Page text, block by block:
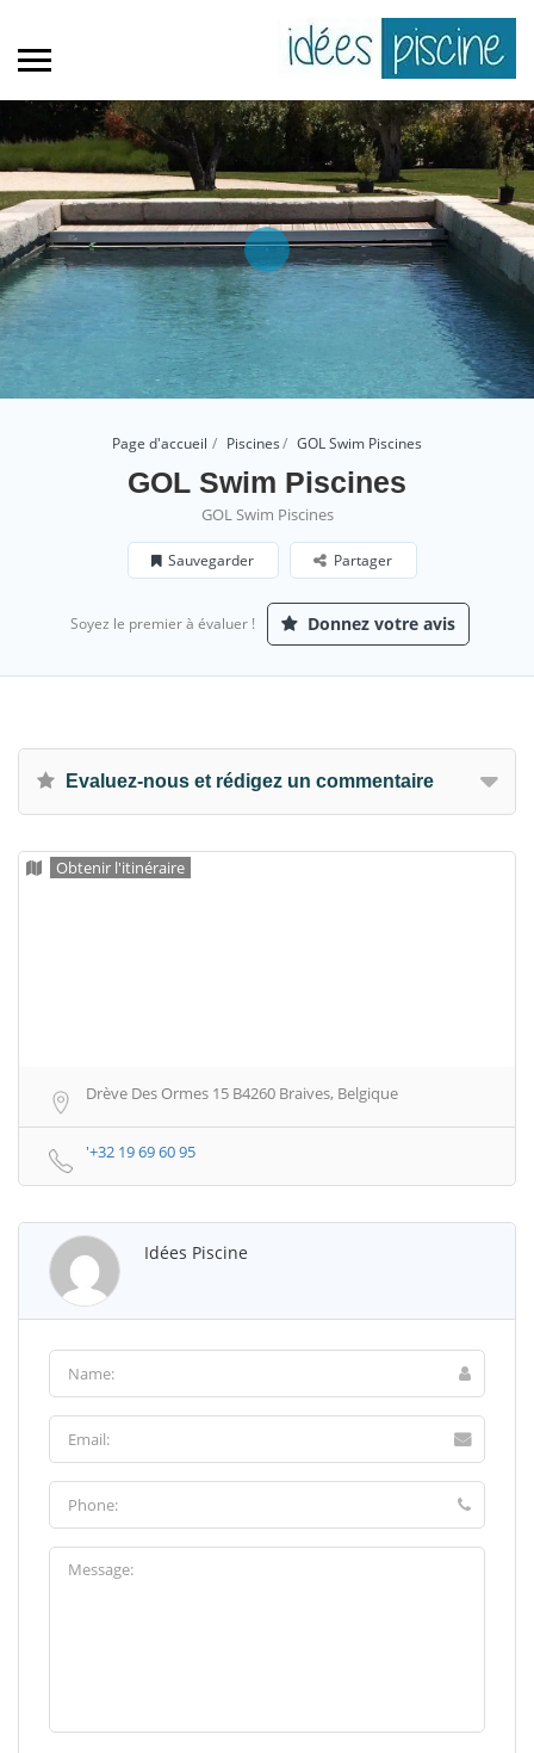
Page d'accueil Piscines GOL Swim Piscines
GOL Swim Piscines
GOL Swim Piscines
Sauvegarder Partager
Soyez le premier à évaluer ! Donnez votre avis
Evaluez-nous et rédigez un commentaire
Obtenir l'itinéraire
Drève Des Ormes 15 B4260 Braives, Belgique
'+32 19 69 60 95
Idées Piscine